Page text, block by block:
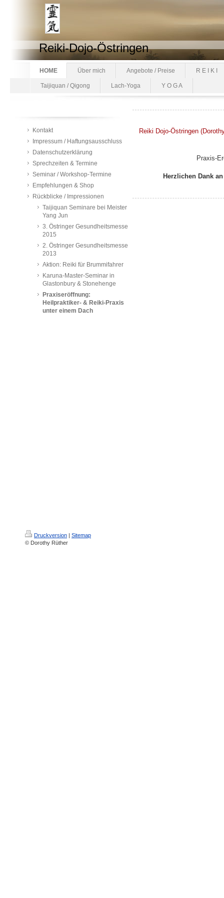
Reiki-Dojo-Östringen
HOME Über mich Angebote / Preise R E I K I
Taijiquan / Qigong Lach-Yoga Y O G A
Kontakt
Impressum / Haftungsausschluss
Datenschutzerklärung
Sprechzeiten & Termine
Seminar / Workshop-Termine
Empfehlungen & Shop
Rückblicke / Impressionen
Taijiquan Seminare bei Meister
Yang Jun
3. Östringer Gesundheitsmesse
2015
2. Östringer Gesundheitsmesse
2013
Aktion: Reiki für Brummifahrer
Karuna-Master-Seminar in
Glastonbury & Stonehenge
Praxiseröffnung:
Heilpraktiker- & Reiki-Praxis
unter einem Dach
Reiki Dojo-Östringen
Praxis-
Herzlichen Dank
Druckversion | Sitemap
© Dorothy Rüther